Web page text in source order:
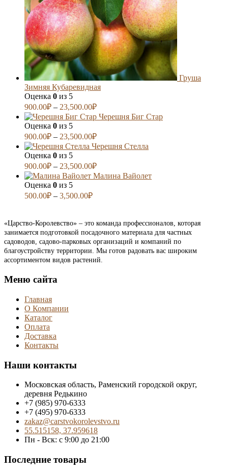
Груша
Зимняя Кубаревидная
Оценка 0 из 5
900.00₽ – 23,500.00₽
Черешня Биг Стар
Оценка 0 из 5
900.00₽ – 23,500.00₽
Черешня Стелла
Оценка 0 из 5
900.00₽ – 23,500.00₽
Малина Вайолет
Оценка 0 из 5
500.00₽ – 3,500.00₽
«Царство-Королевство» – это команда профессионалов, которая
занимается подготовкой посадочного материала для частных
садоводов, садово-парковых организаций и компаний по
благоустройству территории. Мы готов радовать вас широким
ассортиментом видов растений.
Меню сайта
Главная
О Компании
Каталог
Оплата
Доставка
Контакты
Наши контакты
Московская область, Раменский городской округ,
деревня Редькино
+7 (985) 970-6333
+7 (495) 970-6333
zakaz@carstvokorolevstvo.ru
55.515158, 37.959618
Пн - Вск: с 9:00 до 21:00
Последние товары